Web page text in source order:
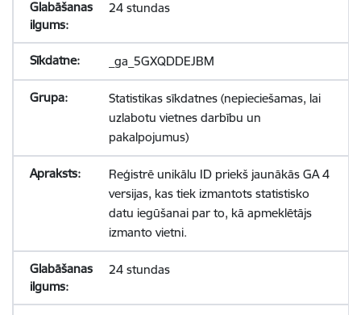
24 stundas
_ga_5GXQDDEJBM
Statistikas sīkdatnes (nepieciešamas, lai
uzlabotu vietnes darbību un
pakalpojumus)
Reģistrē unikālu ID priekš jaunākās GA 4
versijas, kas tiek izmantots statistisko
datu iegūšanai par to, kā apmeklētājs
izmanto vietni.
24 stundas